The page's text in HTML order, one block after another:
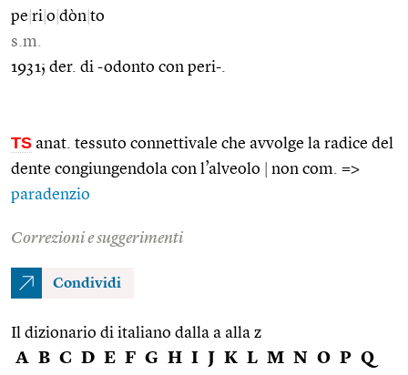
pe ri o dòn to
s.m.
1931; der. di -odonto con peri-.
TS anat. tessuto connettivale che avvolge la radice del
dente congiungendola con l’alveolo
non com. =>
paradenzio
Correzioni e suggerimenti
Condividi
Il dizionario di italiano dalla a alla z
A B C D E F G H I J K L M N O P Q